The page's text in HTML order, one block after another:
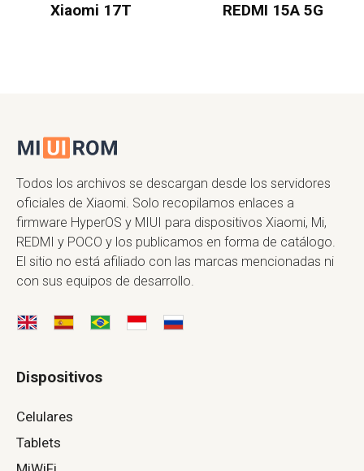
Xiaomi 17T REDMI 15A 5G
Todos los archivos se descargan desde los servidores
oficiales de Xiaomi. Solo recopilamos enlaces a
firmware HyperOS y MIUI para dispositivos Xiaomi, Mi,
REDMI y POCO y los publicamos en forma de catálogo.
El sitio no está afiliado con las marcas mencionadas ni
con sus equipos de desarrollo.
Dispositivos
Celulares
Tablets